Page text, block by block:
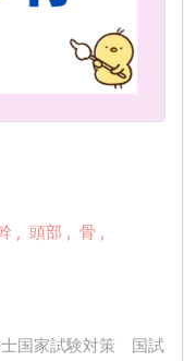
, 頭部 , 骨 ,
士国家試験対策 国試